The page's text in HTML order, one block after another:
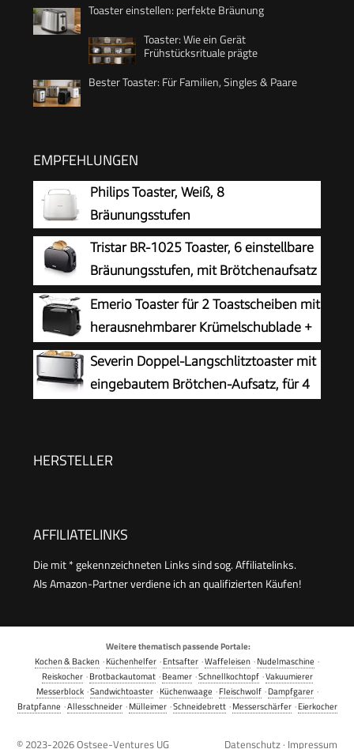
Toaster einstellen: perfekte Bräunung
Toaster: Wie ein Gerät
Frühstücksrituale prägte
Bester Toaster: Für Familien, Singles & Paare
EMPFEHLUNGEN
Philips Toaster, Weiß, 8
Bräunungsstufen
Tristar BR-1025 Toaster, 6 einstellbare
Bräunungsstufen, mit Brötchenaufsatz
und herausnehmbarem Krümelfach
Emerio Toaster für 2 Toastscheiben mit
herausnehmbarer Krümelschublade +
Unterbrechungstaste + 6 einstellbare
Bräunungsstufen + Brötchenaufsatz +
Kabelaufwicklung | 700W | TO-128676.3
Severin Doppel-Langschlitztoaster mit
eingebautem Brötchen-Aufsatz, für 4
gebürstet, schwarz, 1.400 W, AT 2509
HERSTELLER
AFFILIATELINKS
Die mit * gekennzeichneten Links sind sog. Affiliatelinks.
Als Amazon-Partner verdiene ich an qualifizierten Käufen!
Weitere thematisch passende Portale:
Kochen & Backen ·Küchenhelfer ·Entsafter ·Waffeleisen ·Nudelmaschine ·
Reiskocher·Brotbackautomat·Beamer·Schnellkochtopf·Vakuumierer
Messerblock·Sandwichtoaster·Küchenwaage ·Fleischwolf·Dampfgarer·
Bratpfanne ·Allesschneider·Mülleimer·Schneidebrett·Messerschärfer·Eierkocher
© 2023-2026Ostsee-Ventures UG Datenschutz · Impressum